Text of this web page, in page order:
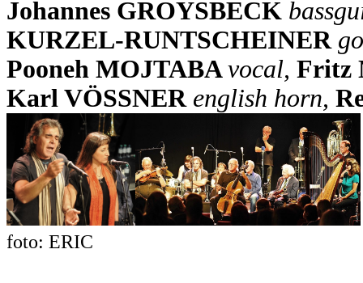
Johannes GROYSBECK
KURZEL-RUNTSCHEINER
Pooneh MOJTABAvocal, Fritz
Karl VÖSSNER english horn,
foto: ERIC